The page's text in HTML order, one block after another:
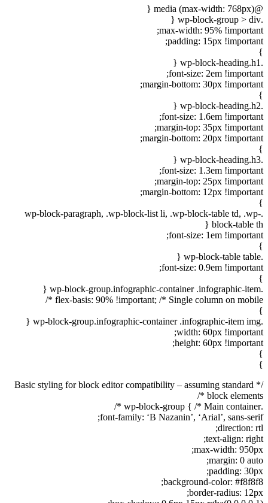
@media (max-width: 768px) {
.wp-block-group > div {
max-width: 95% !important;
padding: 15px !important;
}
.wp-block-heading.h1 {
font-size: 2em !important;
margin-bottom: 30px !important;
}
.wp-block-heading.h2 {
font-size: 1.6em !important;
margin-top: 35px !important;
margin-bottom: 20px !important;
}
.wp-block-heading.h3 {
font-size: 1.3em !important;
margin-top: 25px !important;
margin-bottom: 12px !important;
}
.wp-block-paragraph, .wp-block-list li, .wp-block-table td, .wp-
block-table th {
font-size: 1em !important;
}
.wp-block-table table {
font-size: 0.9em !important;
}
.wp-block-group.infographic-container .infographic-item {
flex-basis: 90% !important; /* Single column on mobile */
}
.wp-block-group.infographic-container .infographic-item img {
width: 60px !important;
height: 60px !important;
}
}
/* Basic styling for block editor compatibility – assuming standard
block elements */
.wp-block-group { /* Main container */
font-family: ‘B Nazanin’, ‘Arial’, sans-serif;
direction: rtl;
text-align: right;
max-width: 950px;
margin: 0 auto;
padding: 30px;
background-color: #f8f8f8;
border-radius: 12px;